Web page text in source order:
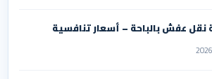
عفش بالباحة – أسعار تنافسية